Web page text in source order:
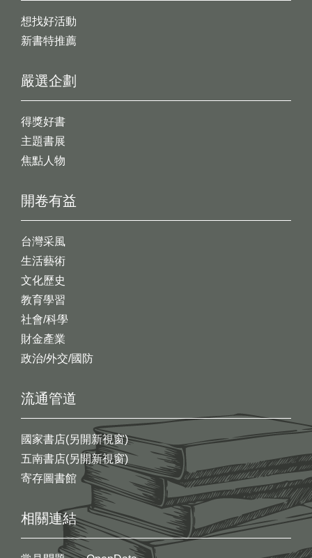
想找好活動
新書特推薦
開卷有益
台灣采風
生活藝術
文化歷史
教育學習
社會/科學
財金產業
政治/外交/國防
嚴選企劃
得獎好書
主題書展
焦點人物
流通管道
國家書店(另開新視窗)
五南書店(另開新視窗)
寄存圖書館
相關連結